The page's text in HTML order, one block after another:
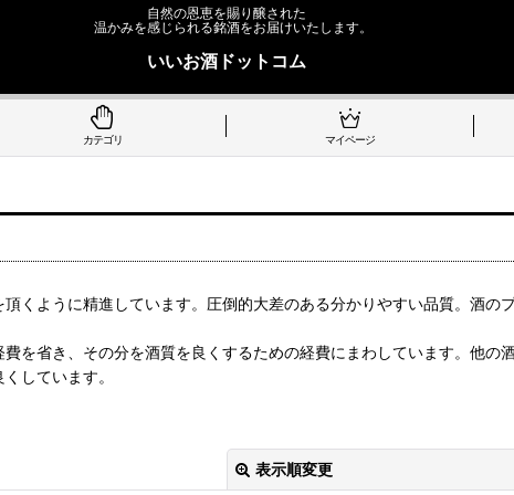
自然の恩恵を賜り醸された
温かみを感じられる銘酒をお届けいたします。
いいお酒ドットコム
カテゴリ マイページ
くように精進しています。圧倒的大差のある分かりやすい品質。酒の
を省き、その分を酒質を良くするための経費にまわしています。他の
しています。
表示順変更